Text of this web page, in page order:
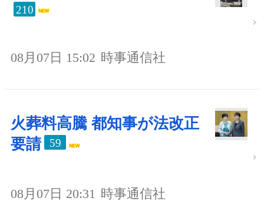
210
08月07日 15:02 時事通信社
火葬料高騰 都知事が法改正
要請
59
08月07日 20:31 時事通信社